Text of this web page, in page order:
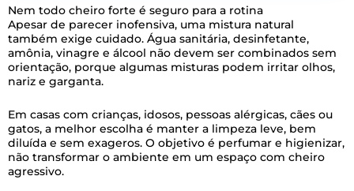
Nem todo cheiro forte é seguro para a rotina
Apesar de parecer inofensiva, uma mistura natural
também exige cuidado. Água sanitária, desinfetante,
amônia, vinagre e álcool não devem ser combinados sem
orientação, porque algumas misturas podem irritar olhos,
nariz e garganta.
Em casas com crianças, idosos, pessoas alérgicas, cães ou
gatos, a melhor escolha é manter a limpeza leve, bem
diluída e sem exageros. O objetivo é perfumar e higienizar,
não transformar o ambiente em um espaço com cheiro
agressivo.